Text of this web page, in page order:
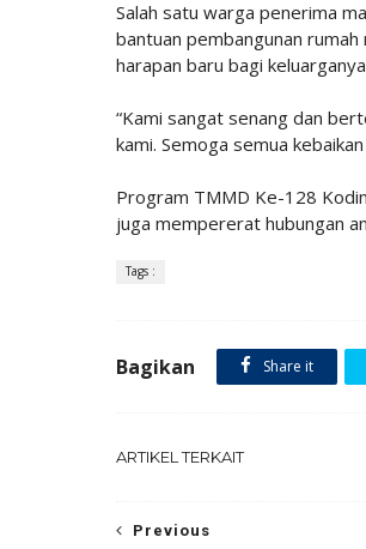
Salah satu warga penerima
bantuan pembangunan
harapan baru bagi
“Kami sangat senang dan
kami. Semoga semua
Program TMMD Ke-128
juga mempererat hubungan
Tags :
Bagikan Share it
ARTIKEL TERKAIT
Previous